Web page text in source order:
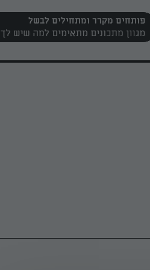
פותחים מקרר ומתחילים לבשל